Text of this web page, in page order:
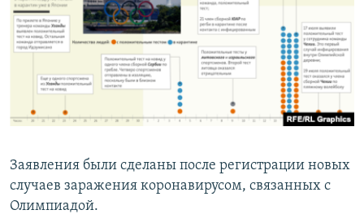
Заявления были сделаны после регистрации новых
случаев заражения коронавирусом, связанных с
Олимпиадой.